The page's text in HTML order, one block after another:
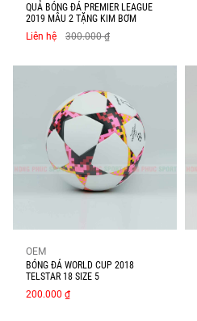
QUẢ BÓNG ĐÁ PREMIER LEAGUE
2019 MẪU 2 TẶNG KIM BƠM
Liên hệ
300.000 ₫
OEM
BÓNG ĐÁ WORLD CUP 2018
TELSTAR 18 SIZE 5
200.000 ₫